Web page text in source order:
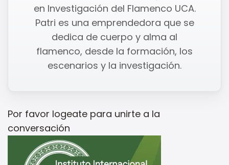
en Investigación del Flamenco UCA.
Patri es una emprendedora que se
dedica de cuerpo y alma al
flamenco, desde la formación, los
escenarios y la investigación.
Por favor logeate para unirte a la
conversación